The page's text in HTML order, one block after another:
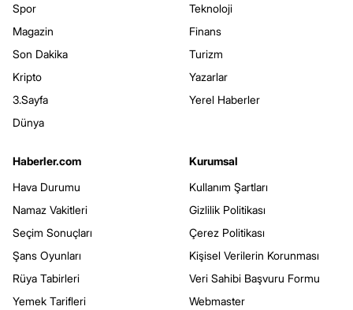
Spor
Magazin
Son Dakika
Kripto
3.Sayfa
Dünya
Teknoloji
Finans
Turizm
Yazarlar
Yerel Haberler
Haberler.com
Hava Durumu
Namaz Vakitleri
Seçim Sonuçları
Şans Oyunları
Rüya Tabirleri
Yemek Tarifleri
Kurumsal
Kullanım Şartları
Gizlilik Politikası
Çerez Politikası
Kişisel Verilerin Korunması
Veri Sahibi Başvuru Formu
Webmaster